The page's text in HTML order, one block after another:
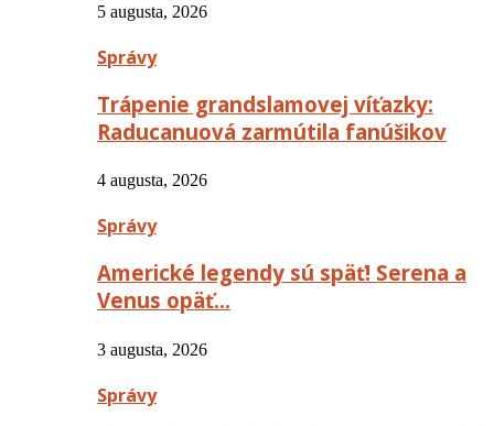
5 augusta, 2026
Správy
Trápenie grandslamovej víťazky:
Raducanuová zarmútila fanúšikov
4 augusta, 2026
Správy
Americké legendy sú späť! Serena a
Venus opäť…
3 augusta, 2026
Správy